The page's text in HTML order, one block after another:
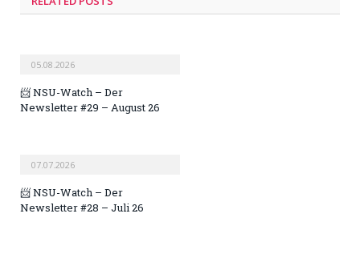
05.08.2026
📨 NSU-Watch – Der
Newsletter #29 – August 26
07.07.2026
📨 NSU-Watch – Der
Newsletter #28 – Juli 26